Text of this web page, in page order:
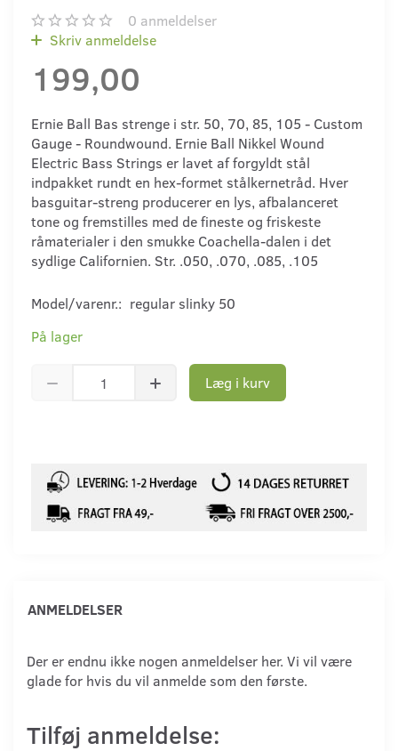
0 anmeldelser
Skriv anmeldelse
199,00
Ernie Ball Bas strenge i str. 50, 70, 85, 105 - Custom
Gauge - Roundwound. Ernie Ball Nikkel Wound
Electric Bass Strings er lavet af forgyldt stål
indpakket rundt en hex-formet stålkernetråd. Hver
basguitar-streng producerer en lys, afbalanceret
tone og fremstilles med de fineste og friskeste
råmaterialer i den smukke Coachella-dalen i det
sydlige Californien. Str. .050, .070, .085, .105
Model/varenr.: regular slinky 50
På lager
Læg i kurv
ANMELDELSER
Der er endnu ikke nogen anmeldelser her. Vi vil være
glade for hvis du vil anmelde som den første.
Tilføj anmeldelse: